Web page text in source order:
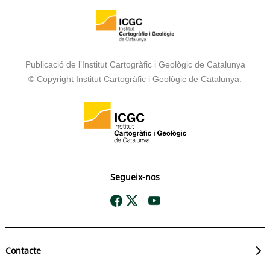
Publicació de l’Institut Cartogràfic i Geològic de Catalunya
© Copyright Institut Cartogràfic i Geològic de Catalunya.
Segueix-nos
Contacte